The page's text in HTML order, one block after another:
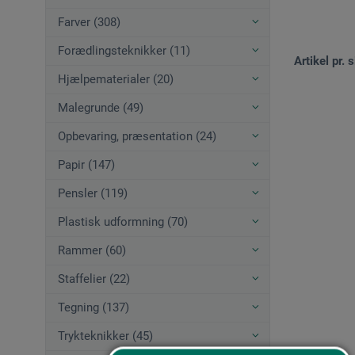
Farver (308)
Forædlingsteknikker (11)
Hjælpematerialer (20)
Malegrunde (49)
Opbevaring, præsentation (24)
Papir (147)
Pensler (119)
Plastisk udformning (70)
Rammer (60)
Staffelier (22)
Tegning (137)
Trykteknikker (45)
Artikel pr.